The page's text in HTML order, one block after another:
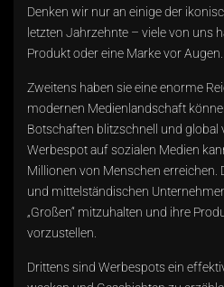
Denken wir nur an einige der
letzten Jahrzehnte – viele von uns
Produkt oder eine Marke vor Augen.
Zweitens haben sie eine enorme
modernen Medienlandschaft
Botschaften blitzschnell und global
Werbespot auf sozialen Medien
Millionen von Menschen erreichen.
und mittelständischen
„Großen“ mitzuhalten und ihre
vorzustellen.
Drittens sind Werbespots ein